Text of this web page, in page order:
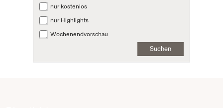
nur kostenlos
nur Highlights
Wochenendvorschau
Suchen